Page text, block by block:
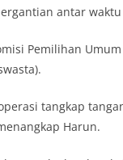
antar waktu
Pemilihan Umum
tangkap
Harun.